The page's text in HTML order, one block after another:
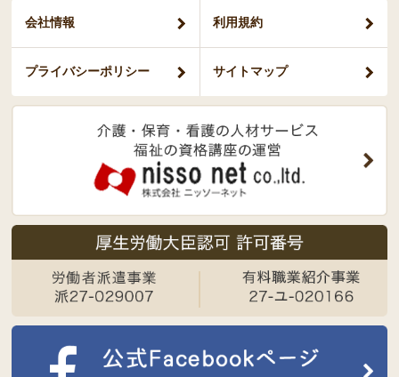
会社情報 利用規約
プライバシーポリシー サイトマップ